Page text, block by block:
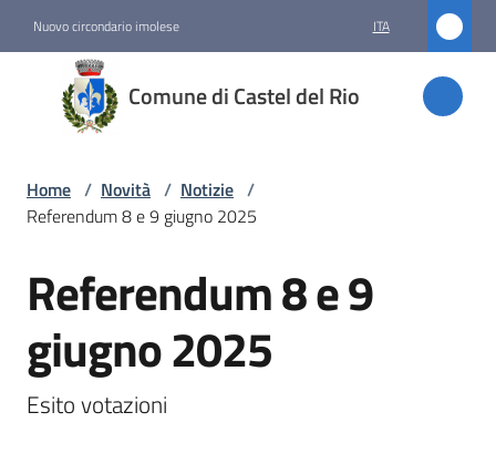
Nuovo circondario imolese ITA
Comune di Castel del Rio
Comune
di
Castel
Amministrazione
Novità
Menu selezionato
Servizi
Home / Novità / Notizie /
Referendum 8 e 9 giugno 2025
Salta al contenuto
Referendum 8 e 9
giugno 2025
Esito votazioni